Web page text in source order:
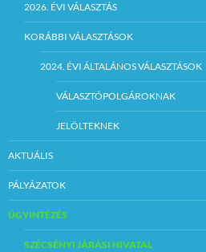
2026. ÉVI VÁLASZTÁS
KORÁBBI VÁLASZTÁSOK
2024. ÉVI ÁLTALÁNOS VÁLASZTÁSOK
VÁLASZTÓPOLGÁROKNAK
JELÖLTEKNEK
AKTUÁLIS
PÁLYÁZATOK
ÜGYINTÉZÉS
SZÉCSÉNYI JÁRÁSI HIVATAL